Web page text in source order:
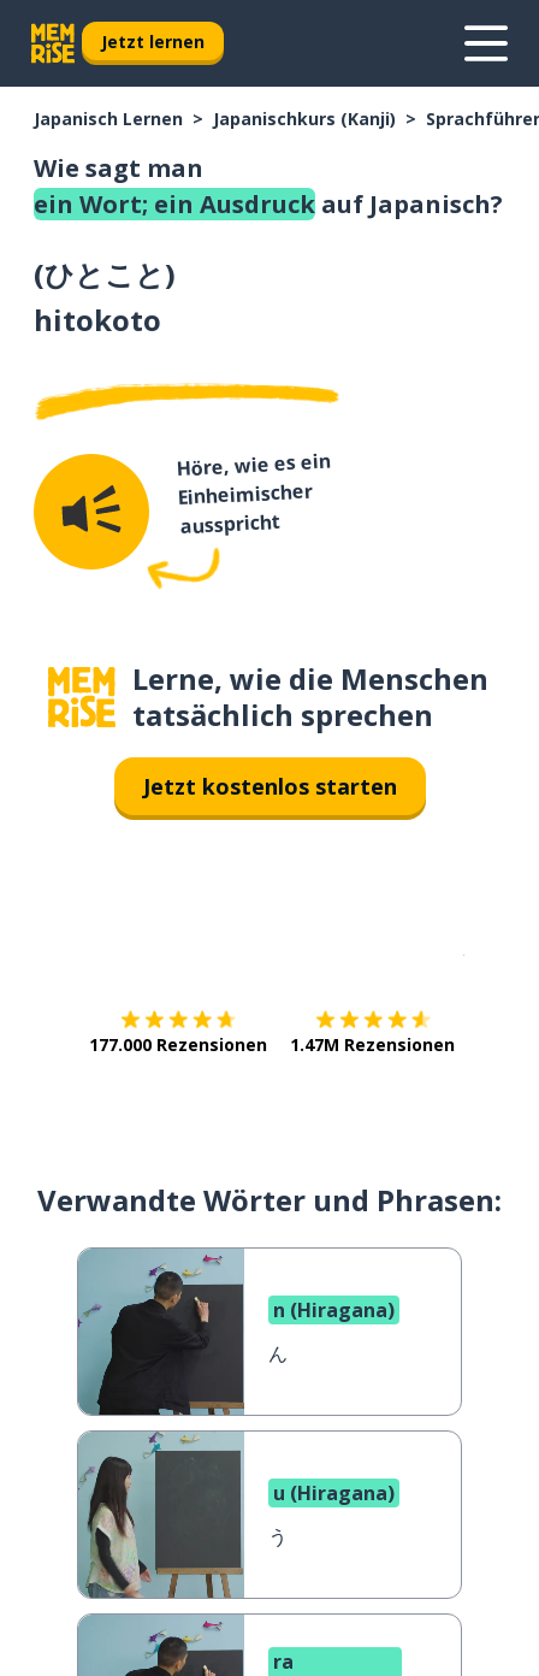
Jetzt lernen
Japanisch Lernen Japanischkurs (Kanji)
Wie sagt man
ein Wort; ein Ausdruck auf Japanisch?
(ひとこと)
hitokoto
Höre, wie es ein
Einheimischer
ausspricht
Lerne, wie die Menschen
tatsächlich sprechen
Jetzt kostenlos starten
177.000 Rezensionen 1.47M Rezensionen
Verwandte Wörter und Phrasen:
n (Hiragana)
ん
u (Hiragana)
う
ra